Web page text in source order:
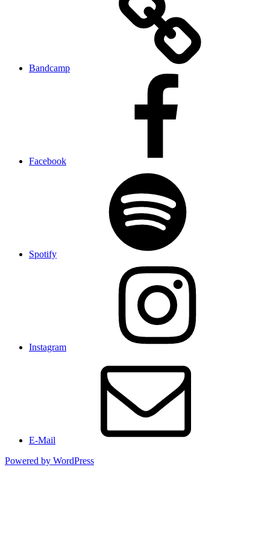
Bandcamp
Facebook
Spotify
Instagram
E-Mail
Powered by WordPress